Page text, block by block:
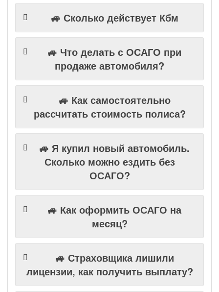
🚙 Сколько действует Кбм
🚙 Что делать с ОСАГО при
продаже автомобиля?
🚙 Как самостоятельно
рассчитать стоимость полиса?
🚙 Я купил новый автомобиль.
Сколько можно ездить без
ОСАГО?
🚙 Как оформить ОСАГО на
месяц?
🚙 Страховщика лишили
лицензии, как получить выплату?